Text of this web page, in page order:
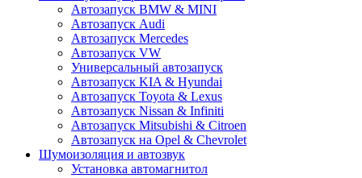
Автозапуск BMW & MINI
Автозапуск Audi
Автозапуск Mercedes
Автозапуск VW
Универсальный автозапуск
Автозапуск KIA & Hyundai
Автозапуск Toyota & Lexus
Автозапуск Nissan & Infiniti
Автозапуск Mitsubishi & Citroen
Автозапуск на Opel & Chevrolet
Шумоизоляция и автозвук
Установка автомагнитол